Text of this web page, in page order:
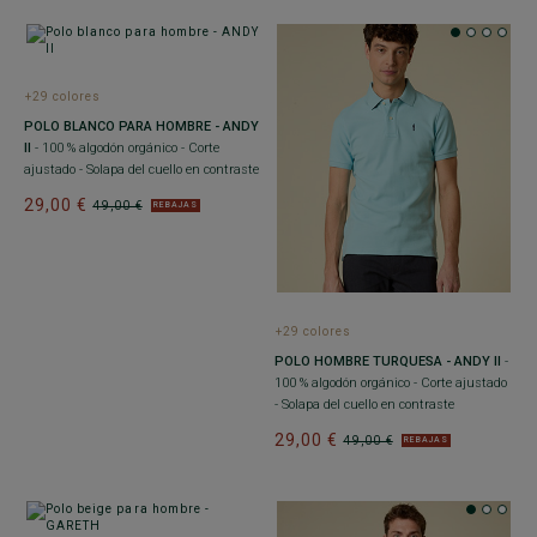
+29 colores
POLO BLANCO PARA HOMBRE - ANDY
II - 100 % algodón orgánico - Corte
ajustado - Solapa del cuello en contraste
49,00 €
29,00 € REBAJAS
+29 colores
POLO HOMBRE TURQUESA - ANDY II -
100 % algodón orgánico - Corte ajustado
- Solapa del cuello en contraste
49,00 €
29,00 € REBAJAS